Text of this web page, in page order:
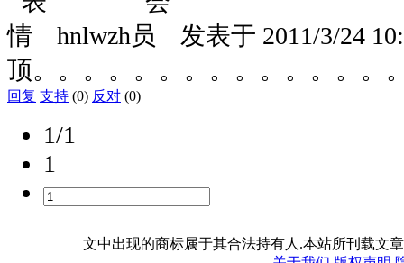
hnlwzh 发表于 2011/3/24
顶。。。。。。。。。。。。。。
回复 支持 (0) 反对 (0)
1/1
1
文中出现的商标属于其合法持有人.本站所刊载文